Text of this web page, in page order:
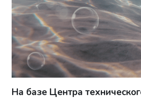
На базе Центра